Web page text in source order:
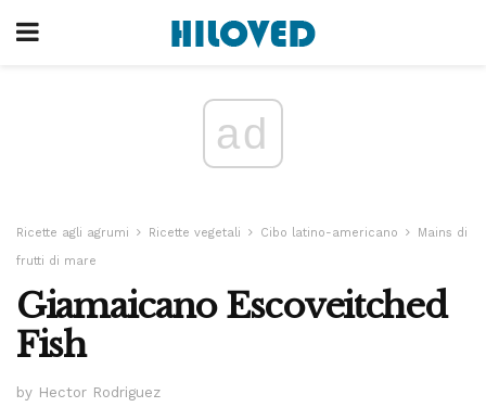
ad
Ricette agli agrumi Ricette vegetali Cibo latino-americano
Mains di
frutti di mare
Giamaicano Escoveitched
Fish
by Hector Rodriguez